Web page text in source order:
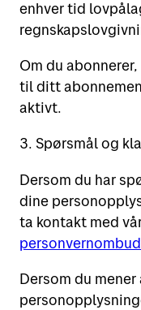
enhver tid
Om du
til ditt
aktivt.
3. Spørsmål og
Dersom du har
dine
ta kontakt med
Dersom du